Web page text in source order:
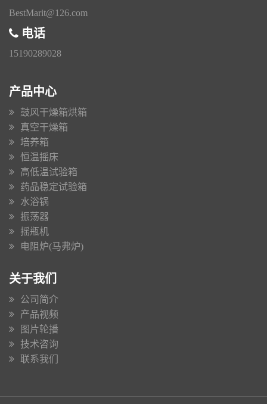
BestMarit@126.com
电话
15190289028
产品中心
鼓风干燥箱烘箱
真空干燥箱
培养箱
恒温摇床
高低温试验箱
药品稳定试验箱
水浴锅
振荡器
摇瓶机
电阻炉(马弗炉)
关于我们
公司简介
产品视频
图片轮播
技术咨询
联系我们